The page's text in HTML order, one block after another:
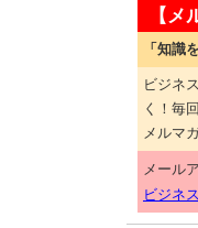
【
「知識
ビジネ
く！毎
メルマガ
メール
ビジネ